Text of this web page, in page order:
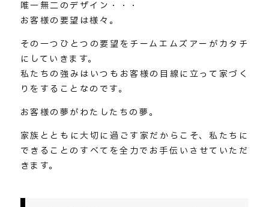
唯一無二のデザイン・・・
お客様の要望は様々。
その一つひとつの要望をチームエムズアーがカタチ
にしていきます。
私たちの強みはいつもお客様の目線に立って家づく
りをすることなのです。
お客様の夢がわたしたちの夢。
家族とともに大切に過ごす家だからこそ、私たちに
できることのすべてを全力でお手伝いさせていただ
きます。